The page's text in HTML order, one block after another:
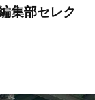
集部セレク